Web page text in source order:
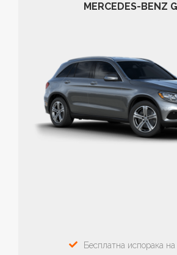
MERCEDES-BENZ
Бесплатна испорака на